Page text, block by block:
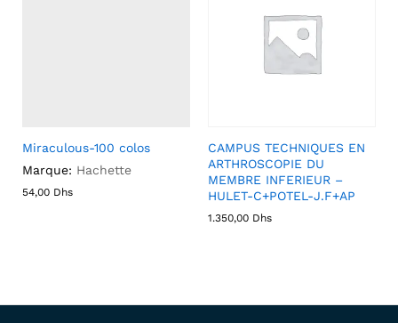
Miraculous-100 colos
Marque: Hachette
54,00 Dhs
CAMPUS TECHNIQUES EN
ARTHROSCOPIE DU
MEMBRE INFERIEUR –
HULET-C+POTEL-J.F+AP
1.350,00 Dhs